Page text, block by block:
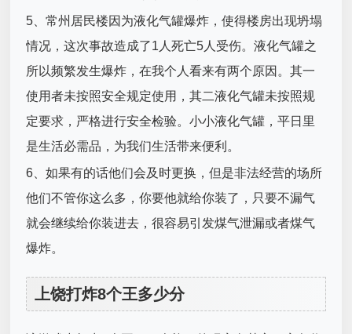
5、常州居民楼因为液化气罐爆炸，使得楼房出现坍塌
情况，这次事故造成了1人死亡5人受伤。液化气罐之
所以频繁发生爆炸，在我个人看来有两个原因。其一
使用者未按照安全规定使用，其二液化气罐未按照规
定要求，严格进行安全检验。小小液化气罐，平日里
是生活必需品，为我们生活带来便利。
6、如果有的话他们会及时更换，但是非法经营的场所
他们不管你这么多，你要他就给你装了，只要不漏气
就会继续给你装进去，很容易引发煤气泄漏或者煤气
爆炸。
上饶打炸8个王多少分